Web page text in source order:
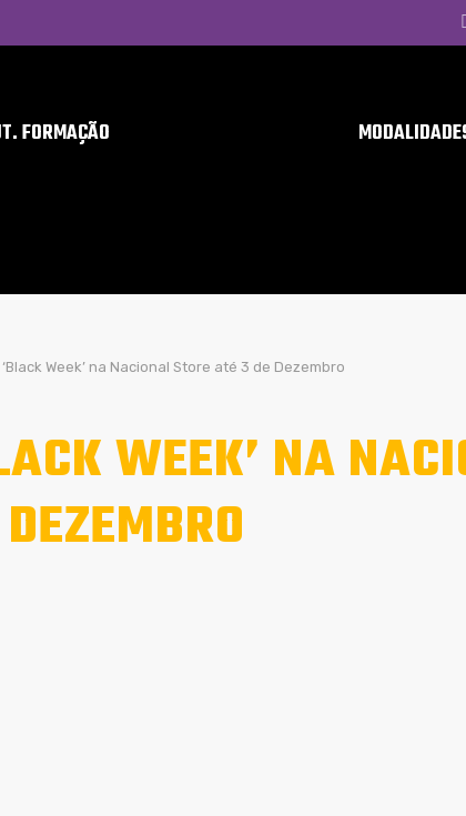
FORMAÇÃO
‘Black Week’ na Nacional Store até 3 de Dezembro
WEEK’ NA